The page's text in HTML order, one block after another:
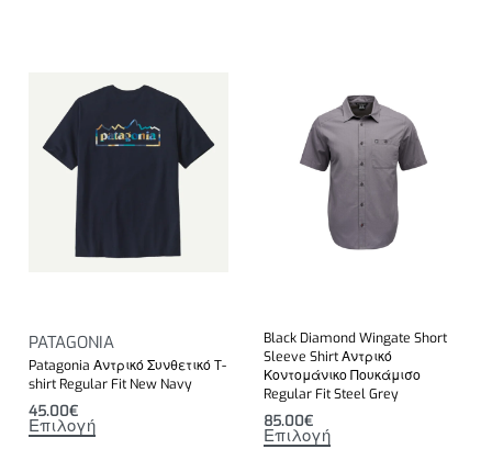
PATAGONIA
Patagonia Αντρικό Συνθετικό T-
shirt Regular Fit New Navy
45.00€
Επιλογή
Black Diamond Wingate Short
Sleeve Shirt Αντρικό
Κοντομάνικο Πουκάμισο
Regular Fit Steel Grey
85.00€
Επιλογή